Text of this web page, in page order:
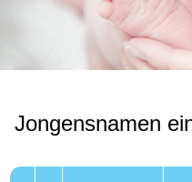
Jongensnamen